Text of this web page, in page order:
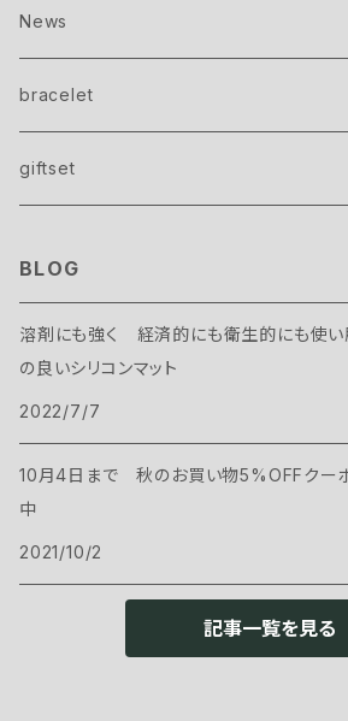
brion
crash
silicon mat
Silver
Gold
gel one color
Advanced
美容院で始めるフットジェルネイル講座
News
bracelet
giftset
BLOG
溶剤にも強く 経済的にも衛生的にも使い
の良いシリコンマット
2022/7/7
10月4日まで 秋のお買い物5%OFFクー
中
2021/10/2
記事一覧を見る